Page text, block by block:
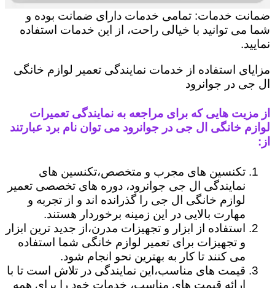
ضمانت خدمات: تمامی خدمات دارای ضمانت بوده و
شما می توانید با خیالی راحت، از این خدمات استفاده
نمایید.
مزایای استفاده از خدمات نمایندگی تعمیر لوازم خانگی
ال جی در جوانرود
از مزیت هایی که برای مراجعه به نمایندگی تعمیرات
لوازم خانگی ال جی در جوانرود می توان نام برد عبارتند
از:
تکنسین های مجرب و متخصص،تکنسین های
نمایندگی ال جی جوانرود، دوره های تخصصی تعمیر
لوازم خانگی ال جی را گذرانده اند و از تجربه و
مهارت بالایی در این زمینه برخوردار هستند.
استفاده از ابزار و تجهیزات مدرن،از جدید ترین ابزار
و تجهیزات برای تعمیر لوازم خانگی شما استفاده
می کنند تا کار به بهترین نحو انجام شود.
قیمت های مناسب،این نمایندگی در تلاش است تا با
ارائه قیمت های مناسب، خدمات خود را برای همه